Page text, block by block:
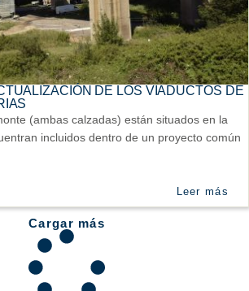
DE LOS VIADUCTOS DE
(ambas calzadas) están situados en la
incluidos dentro de un proyecto común
Leer más
Cargar más